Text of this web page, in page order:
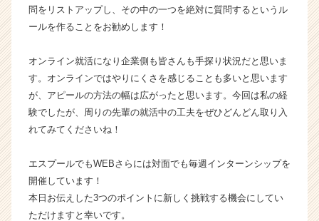
C
e
e
r）
問をリストアップし、その中の一つを絶対に質問するというル
ールを作ることをお勧めします！
オンライン就活になり企業側も皆さんも手探り状況だと思いま
す。オンラインではやりにくさを感じることも多いと思います
が、アピールの方法の幅は広がったと思います。今回は私の経
験でしたが、周りの先輩の就活中の工夫をぜひどんどん取り入
れてみてくださいね！
エスプールでもWEBさらには対面でも毎週インターンシップを
開催しています！
本日お伝えした3つのポイントに新しく挑戦する機会にしてい
ただけますと幸いです。